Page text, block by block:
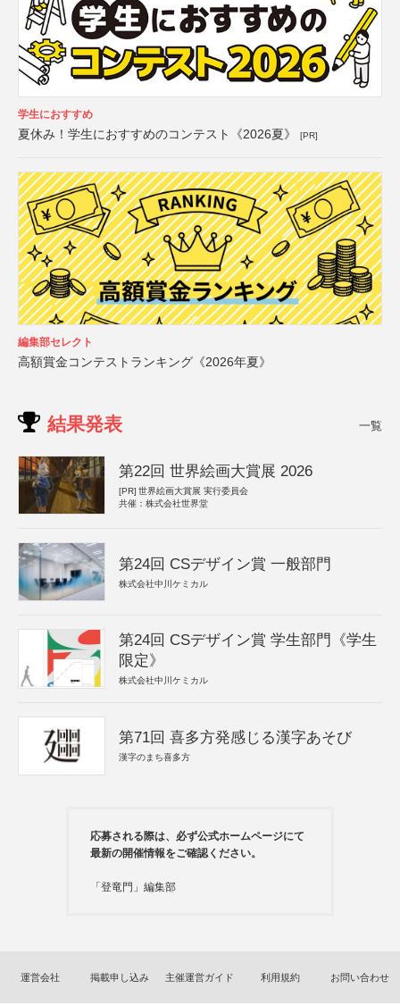
学生におすすめ
夏休み！学生におすすめのコンテスト《2026夏》 [PR]
編集部セレクト
高額賞金コンテストランキング《2026年夏》
結果発表 一覧
第22回 世界絵画大賞展 2026
[PR] 世界絵画大賞展 実行委員会
共催：株式会社世界堂
第24回 CSデザイン賞 一般部門
株式会社中川ケミカル
第24回 CSデザイン賞 学生部門《学生
限定》
株式会社中川ケミカル
第71回 喜多方発感じる漢字あそび
漢字のまち喜多方
応募される際は、必ず公式ホームページにて
最新の開催情報をご確認ください。
「登竜門」編集部
運営会社 掲載申し込み 主催運営ガイド 利用規約 お問い合わせ